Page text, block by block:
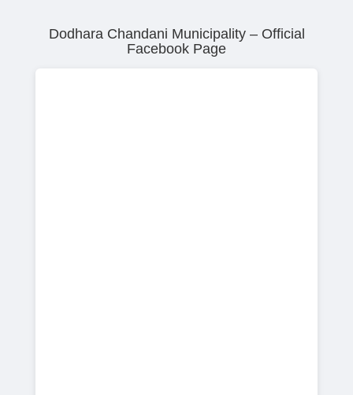
Dodhara Chandani Municipality – Official
Facebook Page